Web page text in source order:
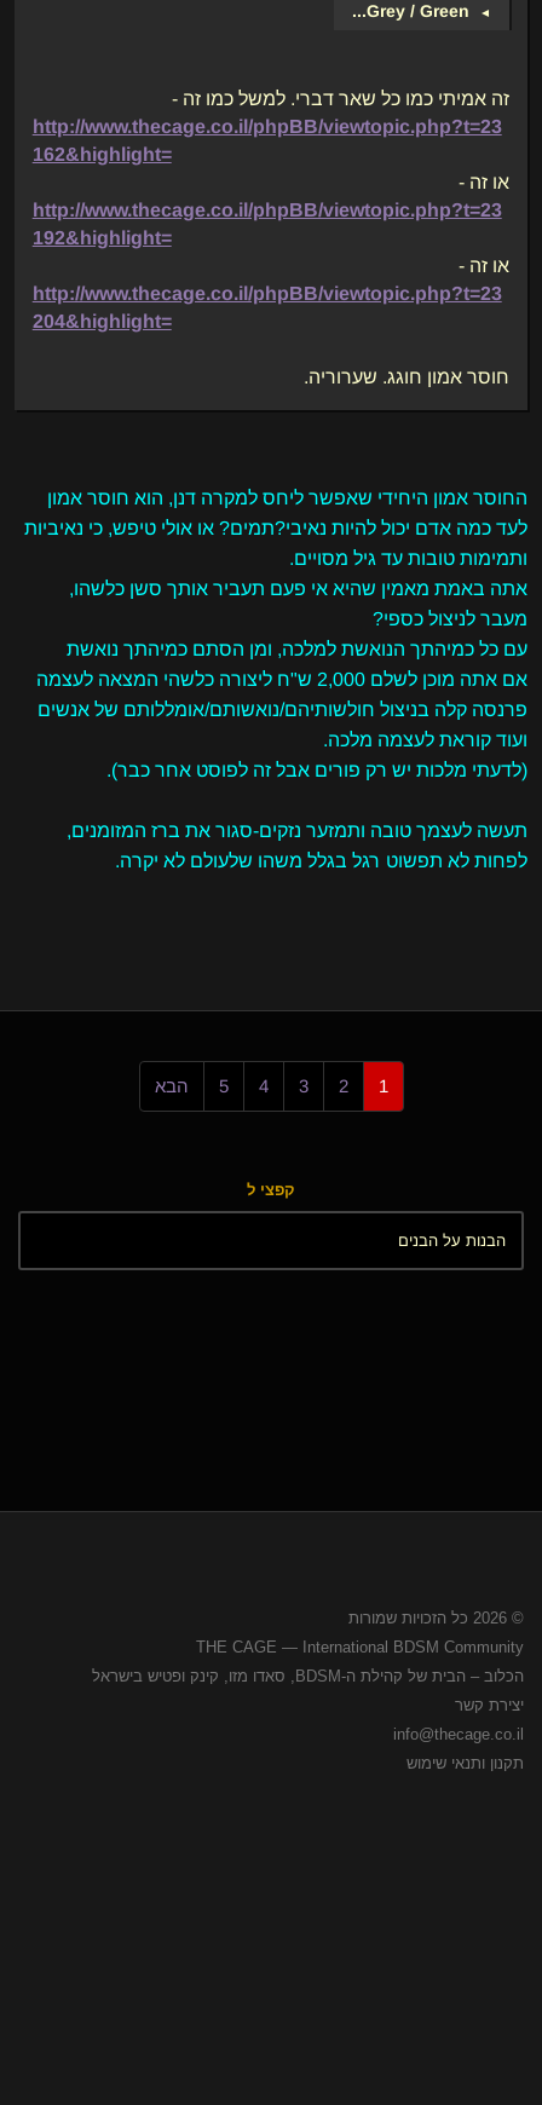
►
Grey / Green
...
זה אמיתי כמו כל שאר דברי. למשל כמו זה -
http://www.thecage.co.il/phpBB/viewtopic.php?t=23
162&highlight=
או זה -
http://www.thecage.co.il/phpBB/viewtopic.php?t=23
192&highlight=
או זה -
http://www.thecage.co.il/phpBB/viewtopic.php?t=23
204&highlight=
חוסר אמון חוגג. שערוריה.
החוסר אמון היחידי שאפשר ליחס למקרה דנן, הוא חוסר אמון
לעד כמה אדם יכול להיות נאיבי?תמים? או אולי טיפש, כי נאיביות
ותמימות טובות עד גיל מסויים.
אתה באמת מאמין שהיא אי פעם תעביר אותך סשן כלשהו,
מעבר לניצול כספי?
עם כל כמיהתך הנואשת למלכה, ומן הסתם כמיהתך נואשת
אם אתה מוכן לשלם 2,000 ש"ח ליצורה כלשהי המצאה לעצמה
פרנסה קלה בניצול חולשותיהם/נואשותם/אומללותם של אנשים
ועוד קוראת לעצמה מלכה.
(לדעתי מלכות יש רק פורים אבל זה לפוסט אחר כבר).
תעשה לעצמך טובה ותמזער נזקים-סגור את ברז המזומנים,
לפחות לא תפשוט רגל בגלל משהו שלעולם לא יקרה.
1
2
3
4
5 הבא
קפצי ל
© 2026 כל הזכויות שמורות
THE CAGE — International BDSM Community
הכלוב – הבית של קהילת ה-BDSM, סאדו מזו, קינק ופטיש בישראל
יצירת קשר
info@thecage.co.il
תקנון ותנאי שימוש